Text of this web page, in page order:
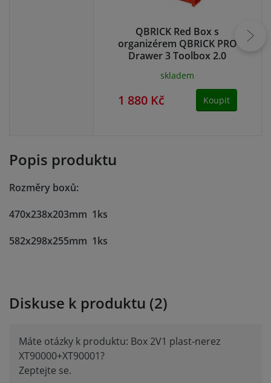
QBRICK Red Box s
organizérem QBRICK PRO
Drawer 3 Toolbox 2.0
Custom | 450x310x244
skladem
1 880 Kč Koupit
Popis produktu
Rozměry boxů:
470x238x203mm 1ks
582x298x255mm 1ks
Diskuse k produktu (2)
Máte otázky k produktu: Box 2V1 plast-nerez
XT90000+XT90001?
Zeptejte se.